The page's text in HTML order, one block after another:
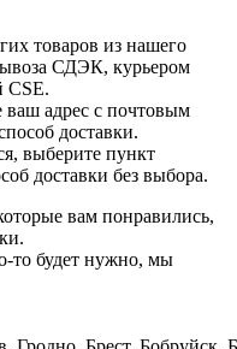
товаров из нашего
СДЭК, курьером
CSE.
ваш адрес с почтовым
доставки.
выберите пункт
доставки без выбора.
вам понравились,
то будет нужно, мы